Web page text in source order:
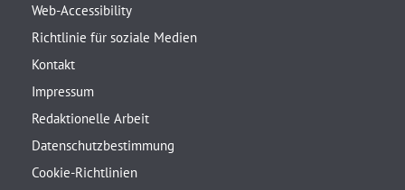
Web-Accessibility
Richtlinie für soziale Medien
Kontakt
Impressum
Redaktionelle Arbeit
Datenschutzbestimmung
Cookie-Richtlinien